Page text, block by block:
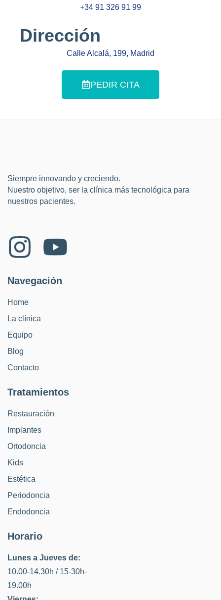
+34 91 326 91 99
Dirección
Calle Alcalá, 199, Madrid
PEDIR CITA
Siempre innovando y creciendo.
Nuestro objetivo, ser la clínica más tecnológica para
nuestros pacientes.
Navegación
Home
La clínica
Equipo
Blog
Contacto
Tratamientos
Restauración
Implantes
Ortodoncia
Kids
Estética
Periodoncia
Endodoncia
Horario
Lunes a Jueves de:
10.00-14.30h / 15-30h-
19.00h